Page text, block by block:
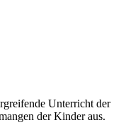
Unterricht der
der Kinder aus.